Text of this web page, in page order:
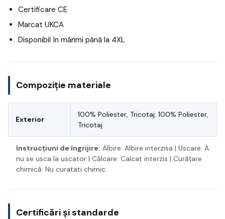
Certificare CE
Marcat UKCA
Disponibil în mărimi până la 4XL
Compoziție materiale
Exterior
100% Poliester, Tricotaj: 100% Poliester,
Tricotaj
Instrucțiuni de îngrijire: Albire: Albire interzisa | Uscare: A
nu se usca la uscator | Călcare: Calcat interzis | Curățare
chimică: Nu curatati chimic.
Certificări și standarde